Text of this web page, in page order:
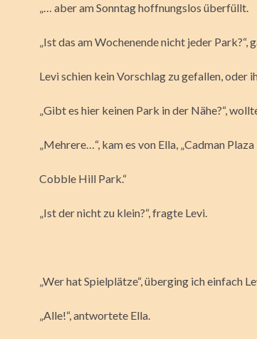
„… aber am Sonntag hoffnungslos überfüllt.
„Ist das am Wochenende nicht jeder Park?“,
Levi schien kein Vorschlag zu gefallen, oder
„Gibt es hier keinen Park in der Nähe?“,
„Mehrere…“, kam es von Ella, „Cadman
Cobble Hill Park.“
„Ist der nicht zu klein?“, fragte Levi.
„Wer hat Spielplätze“, überging ich einfach
„Alle!“, antwortete Ella.